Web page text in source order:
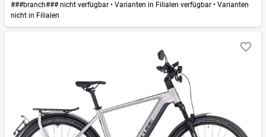
###branch### nicht verfügbar • Varianten in Filialen verfügbar • Varianten
nicht in Filialen